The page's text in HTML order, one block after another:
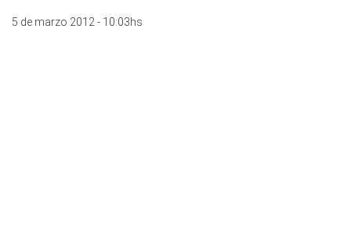
5 de marzo 2012 - 10:03hs